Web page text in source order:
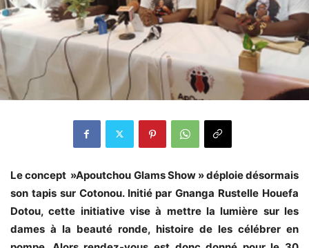
Le concept »Apoutchou Glams Show » déploie désormais
son tapis sur Cotonou. Initié par Gnanga Rustelle Houefa
Dotou, cette initiative vise à mettre la lumière sur les
dames à la beauté ronde, histoire de les célébrer en